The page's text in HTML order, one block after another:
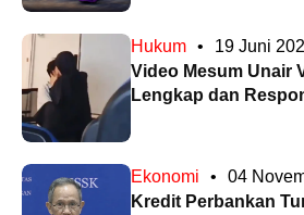
Hukum •
19 Juni
Video Mesum Unair
Lengkap dan
Ekonomi •
04
Kredit Perbankan